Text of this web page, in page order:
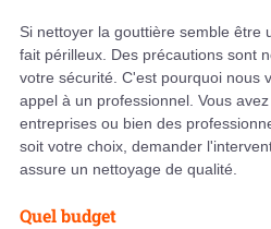
Si nettoyer la gouttière semble être
fait périlleux. Des précautions sont
votre sécurité. C'est pourquoi nous
appel à un professionnel. Vous
entreprises ou bien des
soit votre choix, demander
assure un nettoyage de qualité.
Quel budget